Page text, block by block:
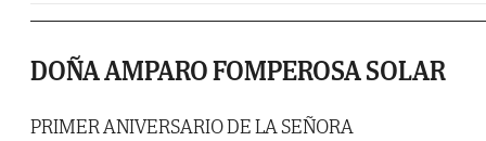
DOÑA AMPARO FOMPEROSA SOLAR
PRIMER ANIVERSARIO DE LA SEÑORA